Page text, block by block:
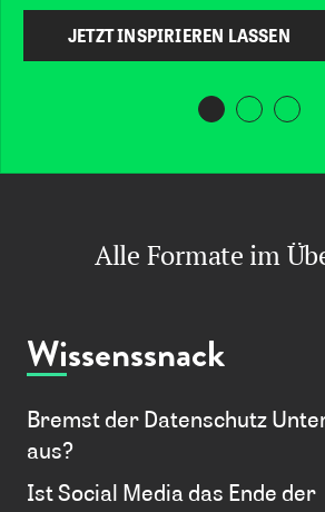
JETZT INSPIRIEREN LASSEN
Alle Formate im
Wissenssnack
Bremst der Datenschutz
aus?
Ist Social Media das Ende der